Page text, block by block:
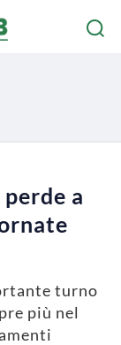
a
turno
più nel